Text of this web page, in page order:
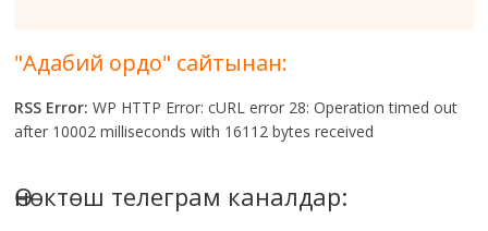
"Адабий ордо" сайтынан:
RSS Error: WP HTTP Error: cURL error 28: Operation timed out
after 10002 milliseconds with 16112 bytes received
Өнөктөш телеграм каналдар: